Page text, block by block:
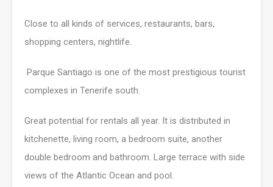
Close to all kinds of services, restaurants, bars,
shopping centers, nightlife.
Parque Santiago is one of the most prestigious tourist
complexes in Tenerife south.
Great potential for rentals all year. It is distributed in
kitchenette, living room, a bedroom suite, another
double bedroom and bathroom. Large terrace with side
views of the Atlantic Ocean and pool.